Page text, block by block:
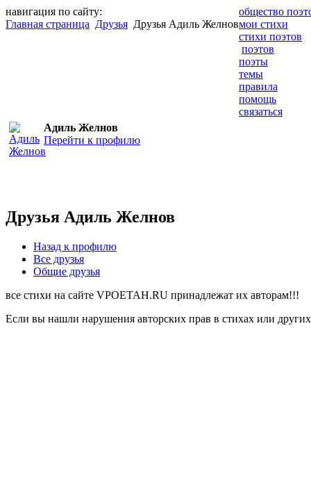
навигация по сайту:
Главная страница Друзья Друзья Адиль Желнов
общество
мои стихи
стихи поэтов
поэтов
поэты
темы
правила
помощь
связаться
Адиль Желнов
Перейти к профилю
Друзья Адиль Желнов
Назад к профилю
Все друзья
Общие друзья
все стихи на сайте VPOETAH.RU принадлежат их авторам!!!
Если вы нашли нарушения авторских прав в стихах или